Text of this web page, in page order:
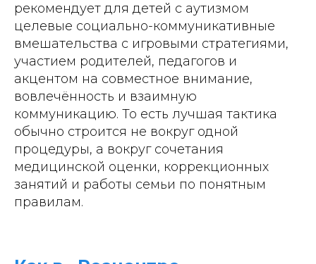
рекомендует для детей с аутизмом
целевые социально-коммуникативные
вмешательства с игровыми стратегиями,
участием родителей, педагогов и
акцентом на совместное внимание,
вовлечённость и взаимную
коммуникацию. То есть лучшая тактика
обычно строится не вокруг одной
процедуры, а вокруг сочетания
медицинской оценки, коррекционных
занятий и работы семьи по понятным
правилам.